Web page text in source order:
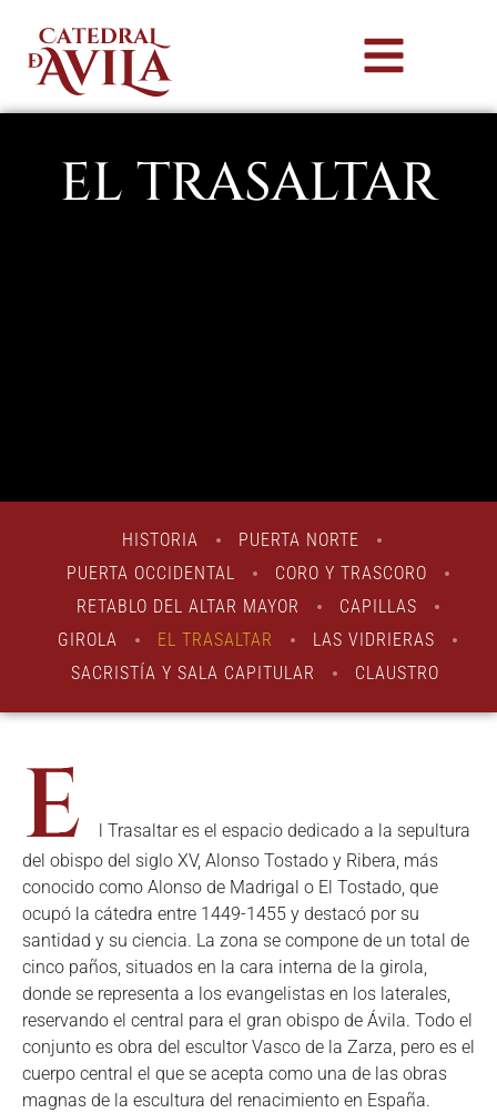
EL TRASALTAR
HISTORIA
PUERTA NORTE
PUERTA OCCIDENTAL
CORO Y TRASCORO
RETABLO DEL ALTAR MAYOR
CAPILLAS
GIROLA
EL TRASALTAR
LAS VIDRIERAS
SACRISTÍA Y SALA CAPITULAR
CLAUSTRO
E
l Trasaltar es el espacio dedicado a la sepultura
del obispo del siglo XV, Alonso Tostado y Ribera, más
conocido como Alonso de Madrigal o El Tostado, que
ocupó la cátedra entre 1449-1455 y destacó por su
santidad y su ciencia. La zona se compone de un total de
cinco paños, situados en la cara interna de la girola,
donde se representa a los evangelistas en los laterales,
reservando el central para el gran obispo de Ávila. Todo el
conjunto es obra del escultor Vasco de la Zarza, pero es el
cuerpo central el que se acepta como una de las obras
magnas de la escultura del renacimiento en España.